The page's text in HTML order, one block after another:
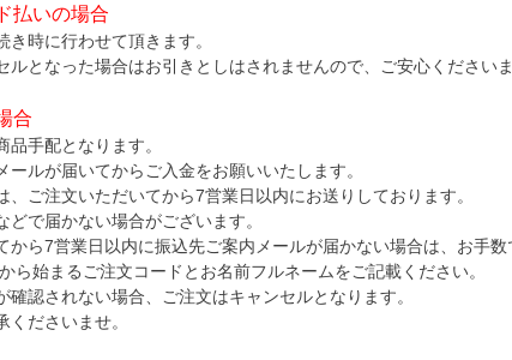
払いの場合
き時に行わせて頂きます。
ルとなった場合はお引きとしはされませんので、ご安心くださいま
合
品手配となります。
ールが届いてからご入金をお願いいたします。
、ご注文いただいてから7営業日以内にお送りしております。
どで届かない場合がございます。
から7営業日以内に振込先ご案内メールが届かない場合は、お手
ら始まるご注文コードとお名前フルネームをご記載ください。
確認されない場合、ご注文はキャンセルとなります。
くださいませ。